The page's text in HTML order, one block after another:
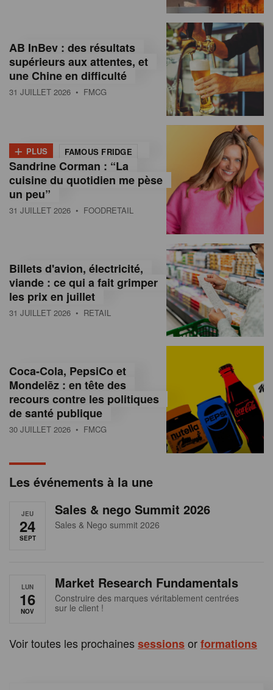
n
o
m
a
s
s
u
e
e
a
AB InBev : des résultats
supérieurs aux attentes, et
une Chine en difficulté
31 JUILLET 2026 • FMCG
+ PLUS FAMOUS FRIDGE
Sandrine Corman : “La
cuisine du quotidien me pèse
un peu”
31 JUILLET 2026 • FOODRETAIL
Billets d'avion, électricité,
viande : ce qui a fait grimper
les prix en juillet
31 JUILLET 2026 • RETAIL
Coca-Cola, PepsiCo et
Mondelēz : en tête des
recours contre les politiques
de santé publique
30 JUILLET 2026 • FMCG
Les événements à la une
JEU
24
SEPT
Sales & nego Summit 2026
Sales & Nego summit 2026
LUN
16
NOV
Market Research Fundamentals
Construire des marques véritablement centrées
sur le client !
Voir toutes les prochaines sessionsorformations